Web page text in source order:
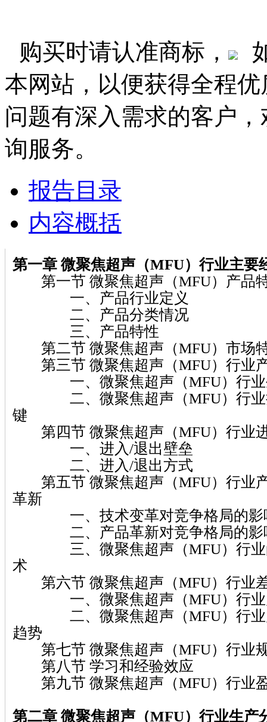
购买时请认准商标，
本网站，以便获得全程
问题有深入需求的客户
询服务。
报告目录
内容概括
第一章 微聚焦超声（MFU）行业主要
第一节 微聚焦超声（MFU）产品
一、产品行业定义
二、产品分类情况
三、产品特性
第二节 微聚焦超声（MFU）市场
第三节 微聚焦超声（MFU）行业
一、微聚焦超声（MFU）行业
二、微聚焦超声（MFU）行业
键
第四节 微聚焦超声（MFU）行业
一、进入/退出壁垒
二、进入/退出方式
第五节 微聚焦超声（MFU）行业
革新
一、技术变革对竞争格局的影
二、产品革新对竞争格局的影
三、微聚焦超声（MFU）行业
术
第六节 微聚焦超声（MFU）行业
一、微聚焦超声（MFU）行业
二、微聚焦超声（MFU）行业
趋势
第七节 微聚焦超声（MFU）行业
第八节 学习和经验效应
第九节 微聚焦超声（MFU）行业
第二章 微聚焦超声（MFU）行业生产